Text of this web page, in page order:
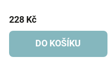
228 Kč
DO KOŠÍKU